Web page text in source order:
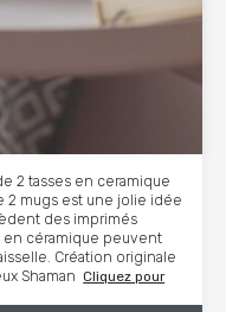
2 tasses en ceramique
2 mugs est une jolie idée
des imprimés
en céramique peuvent
Création originale
Shaman Cliquez pour